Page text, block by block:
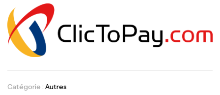
Catégorie : Autres